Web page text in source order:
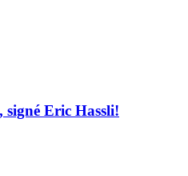
Eric Hassli!